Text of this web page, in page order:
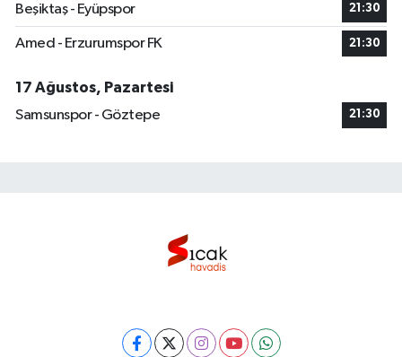
Beşiktaş - Eyüpspor 21:30
Amed - Erzurumspor FK 21:30
17 Ağustos, Pazartesi
Samsunspor - Göztepe
21:30